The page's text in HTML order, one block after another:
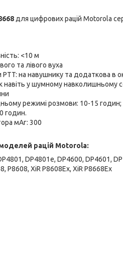
для цифрових рацій Motorola
<10 м
та лівого вуха
PTT: на навушнику та додаткова в
навіть у шумному навколишньому
режимі розмови: 10-15 годин;
годин.
мАг: 300
рацій Motorola:
DP4801e, DP4600, DP4601,
P8608, XiR P8608Ex, XiR P8668Ex